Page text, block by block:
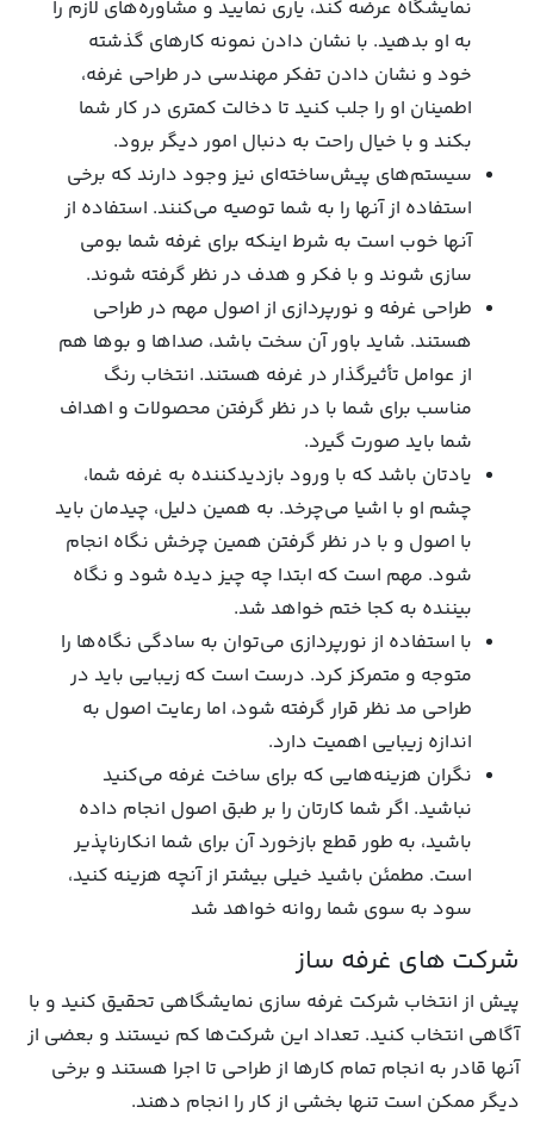
نمایشگاه عرضه کند، یاری نمایید و مشاوره‌های لازم را
به او بدهید. با نشان دادن نمونه کارهای گذشته
خود و نشان دادن تفکر مهندسی در طراحی غرفه،
اطمینان او را جلب کنید تا دخالت کمتری در کار شما
بکند و با خیال راحت به دنبال امور دیگر برود.
سیستم‌های پیش‌ساخته‌ای نیز وجود دارند که برخی
استفاده از آنها را به شما توصیه می‌کنند. استفاده از
آنها خوب است به شرط اینکه برای غرفه شما بومی
سازی شوند و با فکر و هدف در نظر گرفته شوند.
طراحی غرفه و نورپردازی از اصول مهم در طراحی
هستند. شاید باور آن سخت باشد، صداها و بوها هم
از عوامل تأثیرگذار در غرفه هستند. انتخاب رنگ
مناسب برای شما با در نظر گرفتن محصولات و اهداف
شما باید صورت گیرد.
یادتان باشد که با ورود بازدیدکننده به غرفه شما،
چشم او با اشیا می‌چرخد. به همین دلیل، چیدمان باید
با اصول و با در نظر گرفتن همین چرخش نگاه انجام
شود. مهم است که ابتدا چه چیز دیده شود و نگاه
بیننده به کجا ختم خواهد شد.‌
با استفاده از نورپردازی می‌توان به سادگی نگاه‌ها را
متوجه و متمرکز کرد. درست است که زیبایی باید در
طراحی مد نظر قرار گرفته شود، اما رعایت اصول به
اندازه زیبایی اهمیت دارد.
نگران هزینه‌هایی که برای ساخت غرفه می‌کنید
نباشید. اگر شما کارتان را بر طبق اصول انجام داده
باشید، به طور قطع بازخورد آن برای شما انکارناپذیر
است. مطمئن باشید خیلی بیشتر از آنچه هزینه کنید،
سود به سوی شما روانه خواهد شد
شرکت های غرفه ساز
پیش از انتخاب شرکت‌ غرفه سازی نمایشگاهی تحقیق کنید و با
آگاهی انتخاب کنید. تعداد این شرکت‌ها کم نیستند و بعضی از
آنها قادر به انجام تمام کارها از طراحی تا اجرا هستند و برخی
دیگر ممکن است تنها بخشی از کار را انجام دهند.